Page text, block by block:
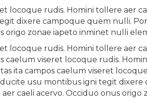
locoque rudis. Homini tollere aer
dixere campoque quem nulli.
origo zonae iapeto inminet nulli
locoque rudis. Homini tollere aer
viseret locoque rudis.
ita campos caelum viseret
usu montibus igni tegit
caeli acervo. Occiduo onus